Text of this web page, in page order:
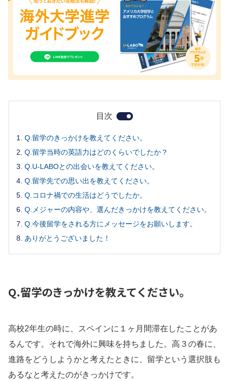
目次
Q.留学のきっかけを教えてください。
Q.留学当時の英語力はどのくらいでしたか？
Q.U-LABOとの出会いを教えてください。
Q.留学先での思い出を教えてください。
Q.コロナ禍での生活はどうでしたか。
Q.メジャーの内容や、選んだきっかけを教えてください。
Q.今後留学をされる方にメッセージをお願いします。
ありがとうございました！
Q.留学のきっかけを教えてください。
高校2年生の時に、スペインに１ヶ月間滞在したことがあ
るんです。それで海外に興味を持ちました。高３の春に、
進路をどうしようかと考えたときに、留学という選択肢も
あるなと考えたのがきっかけです。